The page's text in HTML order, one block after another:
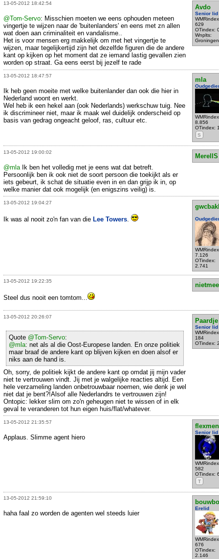
13-05-2012 18:42:54
Avdo
Senior lid
629
OTindex:
Wnplts:
Groningen
@Tom-Servo: Misschien moeten we eens ophouden meteen
vingertje te wijzen naar de 'buitenlanders' en eens met zn allen
wat doen aan criminaliteit en vandalisme..
Het is voor mensen erg makkelijk om met het vingertje te
wijzen, maar tegelijkertijd zijn het dezelfde figuren die de andere
kant op kijken op het moment dat ze iemand lastig gevallen zien
worden op straat. Ga eens eerst bij jezelf te rade
13-05-2012 18:47:57
mla
8.856
OTindex:
S
Ik heb geen moeite met welke buitenlander dan ook die hier in
Nederland woont en werkt.
Wel heb ik een hekel aan (ook Nederlands) werkschuw tuig. Nee
ik discrimineer niet, maar ik maak wel duidelijk onderscheid op
basis van gedrag ongeacht geloof, ras, cultuur etc.
13-05-2012 19:00:02
MerellS
@mla Ik ben het volledig met je eens wat dat betreft.
Persoonlijk ben ik ook niet de soort persoon die toekijkt als er
iets gebeurt, ik schat de situatie even in en dan grijp ik in, op
welke manier dat ook mogelijk (en enigszins veilig) is.
13-05-2012 19:04:27
7.126
OTindex:
2.741
Ik was al nooit zo'n fan van die Lee Towers.
13-05-2012 19:22:35
Steel dus nooit een tomtom...
13-05-2012 20:26:07
Paardje
Senior lid
184
OTindex:
Quote @Tom-Servo:
@mla: net als al die Oost-Europese landen. En onze politiek
maar braaf de andere kant op blijven kijken en doen alsof er
niks aan de hand is.
Oh, sorry, de politiek kijkt de andere kant op omdat jij mijn vader
niet te vertrouwen vindt. Jij met je walgelijke reacties altijd. Een
hele verzameling landen onbetrouwbaar noemen, wie denk je wel
niet dat je bent?!Alsof alle Nederlandrs te vertrouwen zijn!
Ontopic: lekker slim om zo'n geheugen niet te wissen of in elk
geval te veranderen tot hun eigen huis/flat/whatever.
13-05-2012 21:35:57
Senior lid
582
OTindex:
T
Applaus. Slimme agent hiero
13-05-2012 21:59:10
Erelid
676
OTindex:
2.146
haha faal zo worden de agenten wel steeds luier